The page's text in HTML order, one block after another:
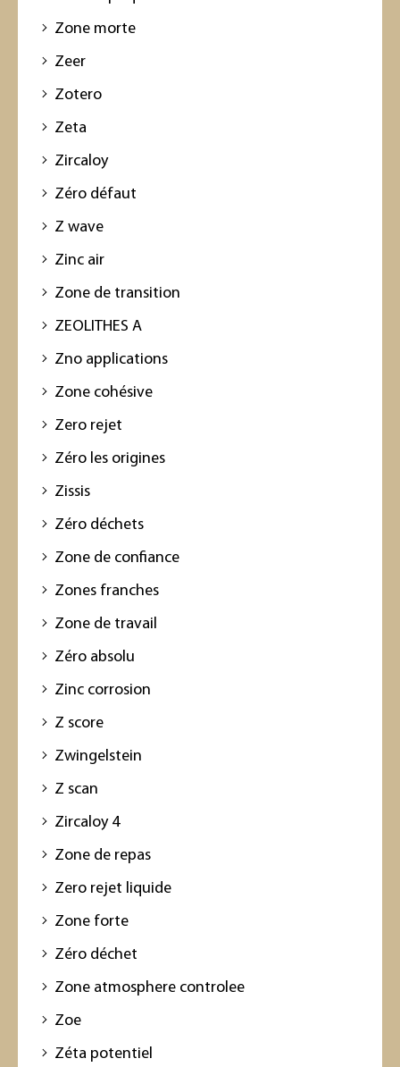
Zone morte
Zeer
Zotero
Zeta
Zircaloy
Zéro défaut
Z wave
Zinc air
Zone de transition
ZEOLITHES A
Zno applications
Zone cohésive
Zero rejet
Zéro les origines
Zissis
Zéro déchets
Zone de confiance
Zones franches
Zone de travail
Zéro absolu
Zinc corrosion
Z score
Zwingelstein
Z scan
Zircaloy 4
Zone de repas
Zero rejet liquide
Zone forte
Zéro déchet
Zone atmosphere controlee
Zoe
Zéta potentiel